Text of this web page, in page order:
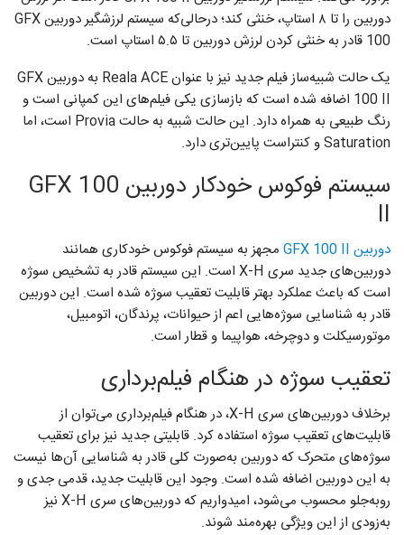
دوربین را تا ۸ استاپ، خنثی کند؛ درحالی‌‌که سیستم لرزشگیر دوربین GFX
100 قادر به خنثی کردن لرزش دوربین تا ۵.۵ استاپ است.
یک حالت شبیه‌ساز فیلم جدید نیز با عنوان Reala ACE به دوربین GFX
100 II اضافه شده است که بازسازی یکی فیلم‌های این کمپانی است و
رنگ طبیعی به همراه دارد. این حالت شبیه به حالت Provia است، اما
Saturation و کنتراست پایین‌تری دارد.
سیستم فوکوس خودکار دوربین GFX 100
II
دوربین GFX 100 II
مجهز به سیستم فوکوس خودکاری همانند
دوربین‌های جدید سری X-H است. این سیستم قادر به تشخیص سوژه
است که باعث عملکرد بهتر قابلیت تعقیب سوژه شده است. این دوربین
قادر به شناسایی سوژه‌هایی اعم از حیوانات، پرندگان، اتومبیل،
موتورسیکلت و دوچرخه، هواپیما و قطار است.
تعقیب سوژه در هنگام فیلم‌برداری
برخلاف دوربین‌های سری X-H، در هنگام فیلم‌برداری می‌توان از
قابلیت‌های تعقیب سوژه استفاده کرد. قابلیتی جدید نیز برای تعقیب
سوژه‌های متحرک که دوربین به‌صورت کلی قادر به شناسایی آن‌ها نیست
به این دوربین اضافه شده است. وجود این قابلیت جدید، قدمی جدی و
روبه‌جلو محسوب می‌شود، امیدواریم که دوربین‌های سری X-H نیز
به‌زودی از این ویژگی‌ بهره‌مند شوند.